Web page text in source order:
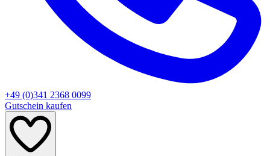
+49 (0)341 2368 0099
Gutschein kaufen